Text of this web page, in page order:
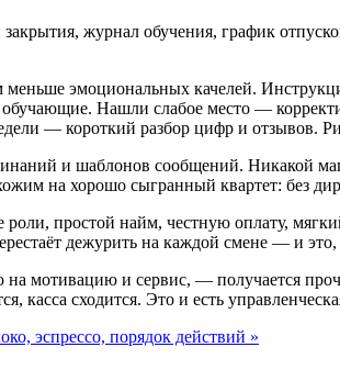
журнал обучения, график
эмоциональных качелей.
Нашли слабое место —
— короткий разбор цифр и отзывов.
и шаблонов сообщений. Никакой
на хорошо сыгранный квартет: без
простой найм, честную оплату,
дежурить на каждой смене — и
мотивацию и сервис, — получается
сходится. Это и есть
эспрессо, порядок действий »